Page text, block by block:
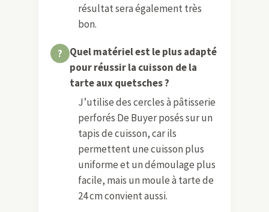
résultat sera également très
bon.
Quel matériel est le plus adapté
pour réussir la cuisson de la
tarte aux quetsches ?
J’utilise des cercles à pâtisserie
perforés De Buyer posés sur un
tapis de cuisson, car ils
permettent une cuisson plus
uniforme et un démoulage plus
facile, mais un moule à tarte de
24 cm convient aussi.